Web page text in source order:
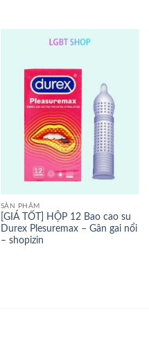
SẢN PHẨM
[GIÁ TỐT] HỘP 12 Bao cao su
Durex Plesuremax – Gân gai nổi
– shopizin